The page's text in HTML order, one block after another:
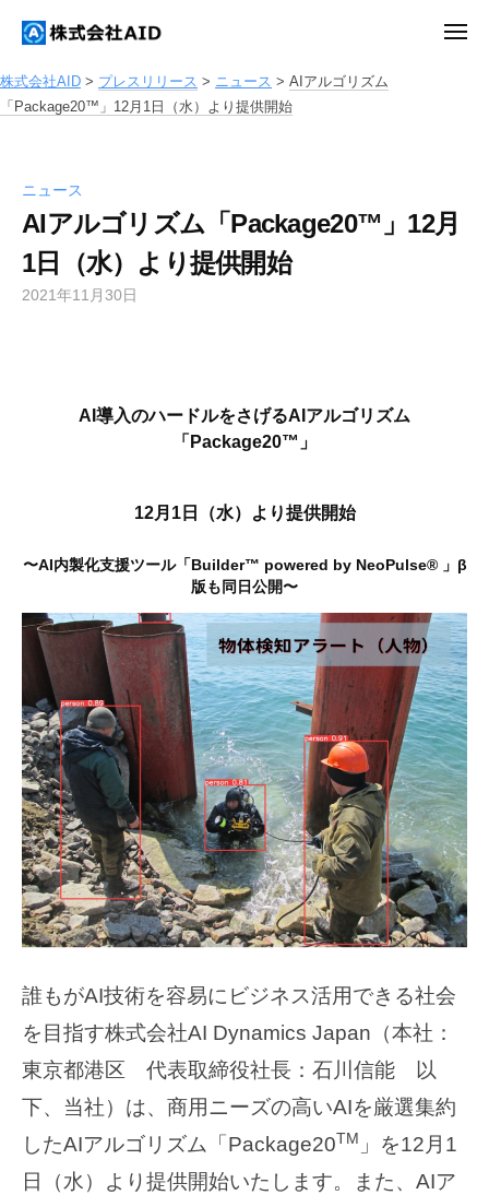
テ
ン 式
会
A
I
式
会
I
D
メ
株式会社AID > プレスリリース > ニュース > AIアルゴリズム
「Package20™」12月1日（水）より提供開始
ニュース
AIアルゴリズム「Package20™」12月
1日（水）より提供開始
2021年11月30日
AI導入のハードルをさげるAIアルゴリズム
「Package20™」
12月1日（水）より提供開始
〜AI内製化支援ツール「Builder™ powered by NeoPulse® 」β
版も同日公開〜
誰もがAI技術を容易にビジネス活用できる社会
を目指す株式会社AI Dynamics Japan（本社：
東京都港区 代表取締役社長：石川信能 以
下、当社）は、商用ニーズの高いAIを厳選集約
したAIアルゴリズム「Package20TM 」を12月1
日（水）より提供開始いたします。また、AIア
式
会
社
A